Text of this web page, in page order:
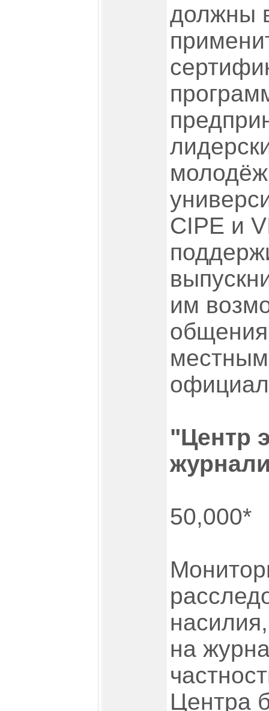
должны
CIPE и
им
общения
"Центр
50,000*
на
Центра